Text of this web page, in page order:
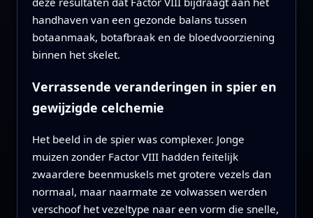
handhaven van een gezonde balans tussen
botaanmaak, botafbraak en de bloedvoorziening
binnen het skelet.
Verrassende veranderingen in spier en
gewijzigde celchemie
Het beeld in de spier was complexer. Jonge
muizen zonder Factor VIII hadden feitelijk
zwaardere beenmuskels met grotere vezels dan
normaal, maar naarmate ze volwassen werden
verschoof het vezeltype naar een vorm die snelle,